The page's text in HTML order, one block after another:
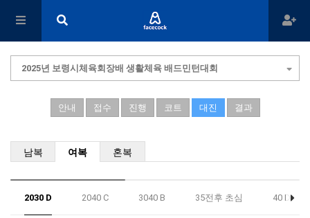
2025년 보령시체육회장배 생활체육 배드민턴대회
안내 접수 진행 코트 대진 결과
남복 여복 혼복
2030 D 2040 C 3040 B 35전후 초심 40 D